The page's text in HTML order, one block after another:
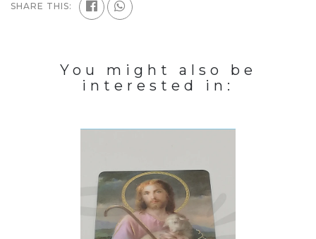
SHARE THIS:
You might also be
interested in: